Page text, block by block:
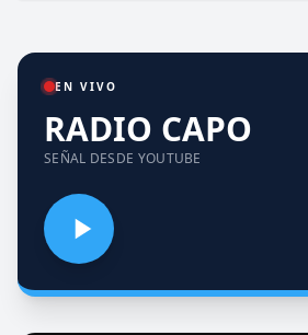
EN VIVO
RADIO CAPO
SEÑAL DESDE YOUTUBE